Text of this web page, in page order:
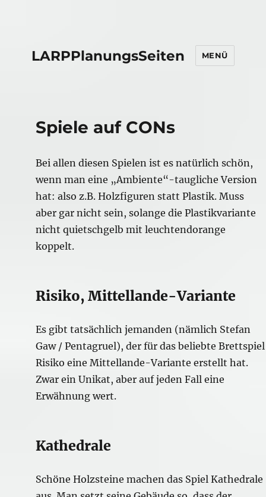
LARPPlanungsSeiten MENÜ
Spiele auf CONs
Bei allen diesen Spielen ist es natürlich schön,
wenn man eine „Ambiente“-taugliche Version
hat: also z.B. Holzfiguren statt Plastik. Muss
aber gar nicht sein, solange die Plastikvariante
nicht quietschgelb mit leuchtendorange
koppelt.
Risiko, Mittellande-Variante
Es gibt tatsächlich jemanden (nämlich Stefan
Gaw / Pentagruel), der für das beliebte Brettspiel
Risiko eine Mittellande-Variante erstellt hat.
Zwar ein Unikat, aber auf jeden Fall eine
Erwähnung wert.
Kathedrale
Schöne Holzsteine machen das Spiel Kathedrale